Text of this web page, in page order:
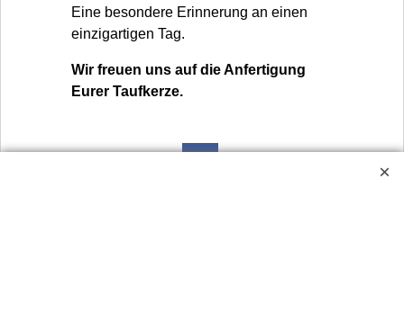
Eine besondere Erinnerung an einen
einzigartigen Tag.
Wir freuen uns auf die Anfertigung
Eurer Taufkerze.